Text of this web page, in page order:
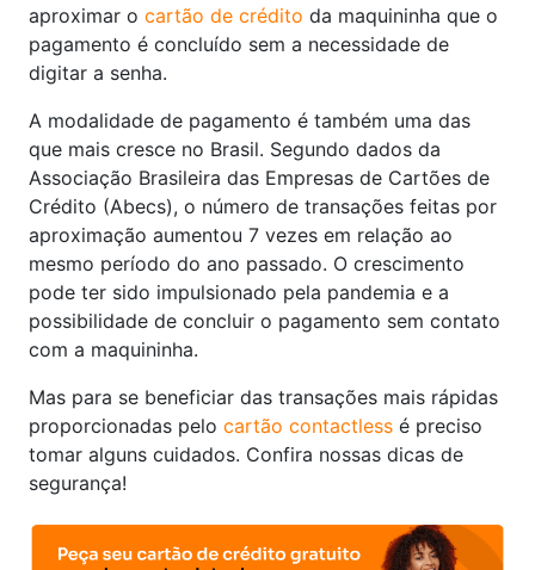
aproximar o cartão de crédito da maquininha que o
pagamento é concluído sem a necessidade de
digitar a senha.
A modalidade de pagamento é também uma das
que mais cresce no Brasil. Segundo dados da
Associação Brasileira das Empresas de Cartões de
Crédito (Abecs), o número de transações feitas por
aproximação aumentou 7 vezes em relação ao
mesmo período do ano passado. O crescimento
pode ter sido impulsionado pela pandemia e a
possibilidade de concluir o pagamento sem contato
com a maquininha.
Mas para se beneficiar das transações mais rápidas
proporcionadas pelo cartão contactless é preciso
tomar alguns cuidados. Confira nossas dicas de
segurança!